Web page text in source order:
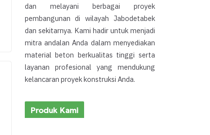
dan melayani berbagai proyek
pembangunan di wilayah Jabodetabek
dan sekitarnya. Kami hadir untuk menjadi
mitra andalan Anda dalam menyediakan
material beton berkualitas tinggi serta
layanan profesional yang mendukung
kelancaran proyek konstruksi Anda.
Produk Kami